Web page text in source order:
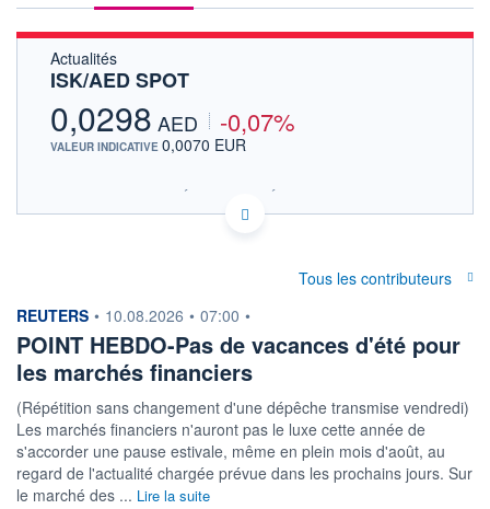
Actualités
ISK/AED SPOT
0,0298 AED -0,07%
VALEUR INDICATIVE 0,0070 EUR
SIX - FOREX 2 DONNÉES TEMPS RÉEL
Politique d'exécution
0,02974
OUVERTURE
0,0298
CLÔTURE VEILLE
0,0298
+ HAUT
0,0298
+ BAS
Tous les contributeurs
information fournie par
REUTERS • 10.08.2026 • 07:00 •
POINT HEBDO-Pas de vacances d'été pour
les marchés financiers
(Répétition sans changement d'une dépêche transmise vendredi)
Les marchés financiers n'auront pas le luxe cette année de
s'accorder une pause estivale, même en plein mois d'août, au
regard de l'actualité chargée prévue dans les prochains jours. Sur
le marché des ... Lire la suite